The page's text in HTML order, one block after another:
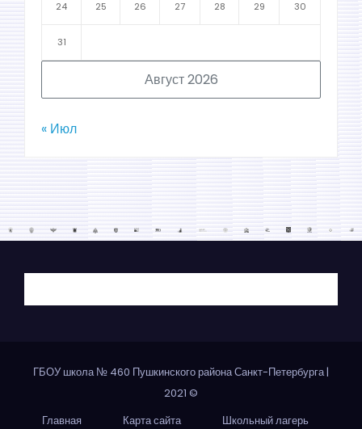
Август 2026
24 25 26 27 28 29 30
31
« Июл
ГБОУ школа № 460 Пушкинского района Санкт-Петербурга|
2021 ©
Главная
Карта сайта Школьный лагерь